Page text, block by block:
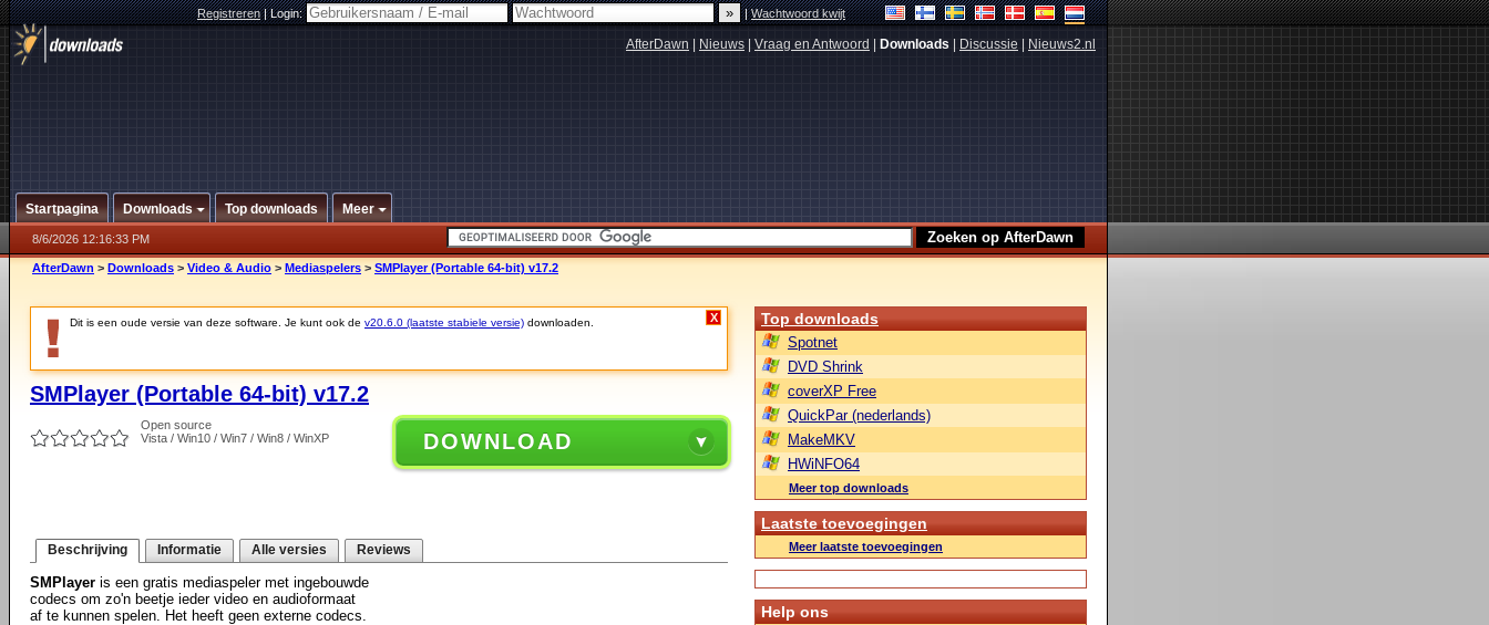
Registreren|Login: |Wachtwoord kwijt
AfterDawn Nieuws Vraag en Antwoord Downloads Discussie Nieuws2.nl
Startpagina Downloads Top downloads Meer
8/6/2026 12:16:33 PM
AfterDawn > Downloads > Video & Audio > Mediaspelers > SMPlayer (Portable 64-bit) v17.2
Dit is een oude versie van deze software. Je kunt ook de v20.6.0 (laatste stabiele versie) downloaden. X
SMPlayer (Portable 64-bit) v17.2
Open source
Vista / Win10 / Win7 / Win8 / WinXP
DOWNLOAD
Beschrijving Informatie Alle versies Reviews
SMPlayer is een gratis mediaspeler met ingebouwde
codecs om zo'n beetje ieder video en audioformaat
af te kunnen spelen. Het heeft geen externe codecs.
Top downloads
Spotnet
DVD Shrink
coverXP Free
QuickPar (nederlands)
MakeMKV
HWiNFO64
Meer top downloads
Laatste toevoegingen
Meer laatste toevoegingen
Help ons